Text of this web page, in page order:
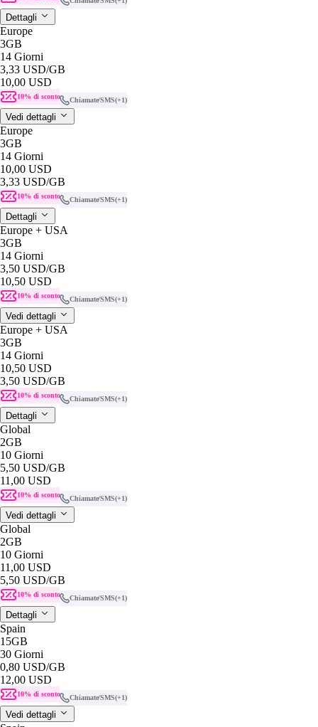
Dettagli
Europe
3GB
14 Giorni
3,33 USD/GB
10,00 USD
10% di sconto Chiamate/SMS(+1)
Vedi dettagli
Europe
3GB
14 Giorni
10,00 USD
3,33 USD/GB
10% di sconto Chiamate/SMS(+1)
Dettagli
Europe + USA
3GB
14 Giorni
3,50 USD/GB
10,50 USD
10% di sconto Chiamate/SMS(+1)
Vedi dettagli
Europe + USA
3GB
14 Giorni
10,50 USD
3,50 USD/GB
10% di sconto Chiamate/SMS(+1)
Dettagli
Global
2GB
10 Giorni
5,50 USD/GB
11,00 USD
10% di sconto Chiamate/SMS(+1)
Vedi dettagli
Global
2GB
10 Giorni
11,00 USD
5,50 USD/GB
10% di sconto Chiamate/SMS(+1)
Dettagli
Spain
15GB
30 Giorni
0,80 USD/GB
12,00 USD
10% di sconto Chiamate/SMS(+1)
Vedi dettagli